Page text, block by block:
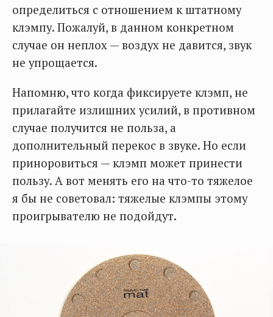
определиться с отношением к штатному
клэмпу. Пожалуй, в данном конкретном
случае он неплох — воздух не давится, звук
не упрощается.
Напомню, что когда фиксируете клэмп, не
прилагайте излишних усилий, в противном
случае получится не польза, а
дополнительный перекос в звуке. Но если
приноровиться — клэмп может принести
пользу. А вот менять его на что-то тяжелое
я бы не советовал: тяжелые клэмпы этому
проигрывателю не подойдут.